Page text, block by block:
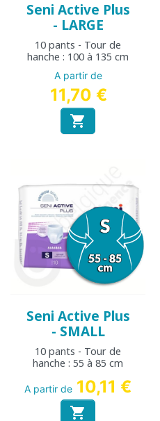
Seni Active Plus
- LARGE
10 pants - Tour de
hanche : 100 à 135 cm
A partir de
11,70 €

Seni Active Plus
- SMALL
10 pants - Tour de
hanche : 55 à 85 cm
A partir de 10,11 €
